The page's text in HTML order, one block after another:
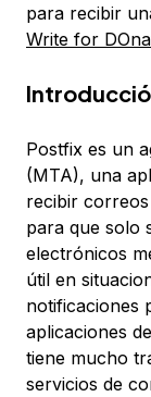
para recibir
Write for
Postfix es un
(MTA), una
recibir
para que solo
electrónicos
útil en
notificaciones
aplicaciones
tiene mucho
servicios de